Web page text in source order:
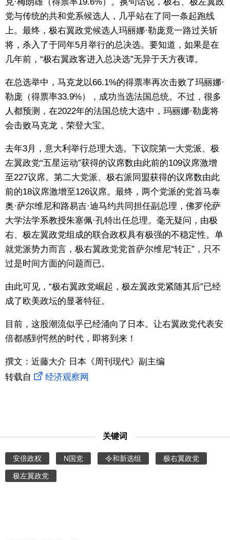
党与传统的共和党系候选人，几乎站在了同一条起跑线
上。最终，极右翼政党候选人玛丽娜·勒庞竟一路过关斩
将，杀入了于同年5月举行的总决选。要知道，如果是在
几年前，“极右翼政客进入总决选”无异于天方夜谭。
在总选举中，马克龙以66.1%的得票率再次击败了玛丽娜·
勒庞（得票率33.9%），成功当选法国总统。不过，很多
人都预测，在2022年的法国总统大选中，玛丽娜·勒庞将
会击败马克龙，荣登大宝。
去年3月，意大利举行总理大选。下议院第一大党派、极
左翼政党“五星运动”获得的议席数由此前的109议席激增
至227议席。第二大党派、极右派同盟获得的议席数由此
前的18议席激增至126议席。最终，两个党派的党首马泰
奥·萨尔维尼和路易吉·迪马约共同担任副总理，佛罗伦萨
大学法学系教授朱塞佩·孔特出任总理。毫无疑问，由极
右、极左翼政党组成的联合政权具有极强的不稳定性。单
就党派势力而言，极右翼政党党首萨尔维尼“转正”，只不
过是时间方面的问题而已。
由此可见，“极右翼政党崛起，极左翼政党紧随其后”已经
成了欧美政坛的显著特征。
目前，这股潮流似乎已经涌向了日本。让右翼政党代表安
倍都感到愕然的时代，即将到来！
撰文：近藤大介 日本《周刊现代》副主编
转载自
经济观察网
关键词
安倍政权 N国党 令和新选组 极右翼政党
极左翼政党